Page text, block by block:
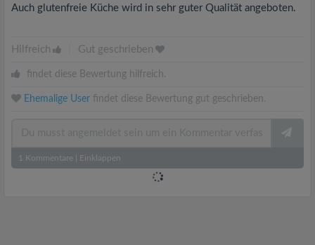
Auch glutenfreie Küche wird in sehr guter Qualität angeboten.
Hilfreich Gut geschrieben
findet diese Bewertung hilfreich.
Ehemalige User findet diese Bewertung gut geschrieben.
1 Kommentare Einklappen